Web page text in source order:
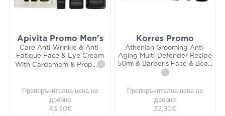
Apivita Promo Men's
Care Anti-Wrinkle & Anti-
Fatique Face & Eye Cream
With Cardamom & Prop... i
Препоръчителна цена на
дребно
43,30€
Korres Promo
Athenian Grooming Anti-
Aging Multi-Defender Recipe
50ml & Barber's Face & Bea...
i
Препоръчителна цена на
дребно
32,90€